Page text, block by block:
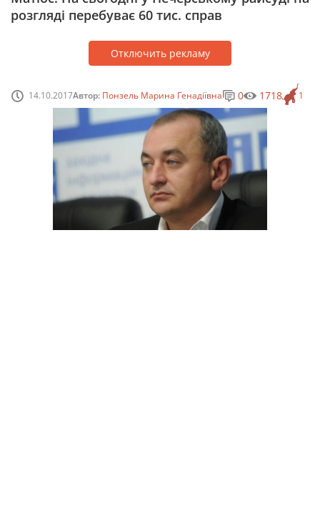
розгляді перебуває 60 тис. справ
Отключить рекламу
14.10.2017Автор: Понзель Марина Генадіївна 1
0 1718